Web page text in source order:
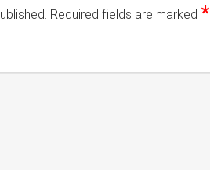
Required fields are marked *